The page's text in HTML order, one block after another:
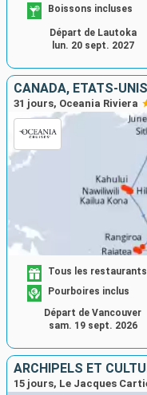
Boissons incluses
Départ de Lautoka
lun. 20 sept. 2027
CANADA, ÉTATS-
31 jours, Oceania Riviera
Tous les
Pourboires inclus
Départ de Vancouver
sam. 19 sept. 2026
15 jours, Le Jacques